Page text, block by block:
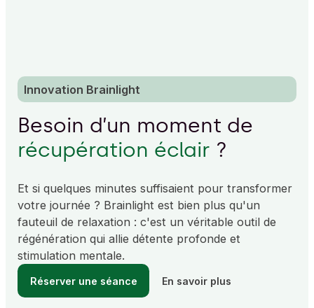
Innovation Brainlight
Besoin d’un moment de
récupération éclair ?
Et si quelques minutes suffisaient pour transformer
votre journée ? Brainlight est bien plus qu'un
fauteuil de relaxation : c'est un véritable outil de
régénération qui allie détente profonde et
stimulation mentale.
Réserver une séance En savoir plus